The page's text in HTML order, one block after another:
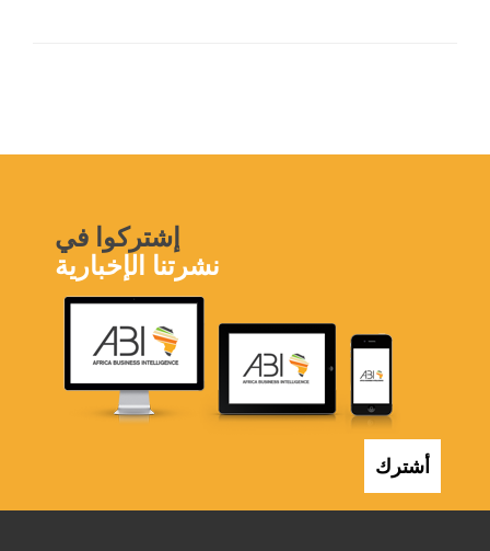
إشتركوا في
نشرتنا الإخبارية
أشترك